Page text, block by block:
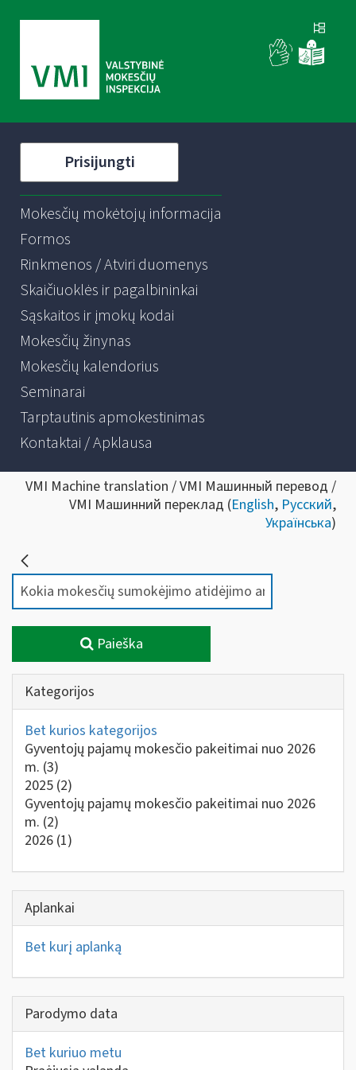
Prisijungti
Mokesčių mokėtojų informacija
Formos
Rinkmenos / Atviri duomenys
Skaičiuoklės ir pagalbininkai
Sąskaitos ir įmokų kodai
Mokesčių žinynas
Mokesčių kalendorius
Seminarai
Tarptautinis apmokestinimas
Kontaktai / Apklausa
VMI Machine translation / VMI Машинный перевод /
VMI Машинний переклад (English, Русский,
Українська)
Paieška
Kategorijos
Bet kurios kategorijos
Gyventojų pajamų mokesčio pakeitimai nuo 2026
m. (3)
2025 (2)
Gyventojų pajamų mokesčio pakeitimai nuo 2026
m. (2)
2026 (1)
Aplankai
Bet kurį aplanką
Parodymo data
Bet kuriuo metu